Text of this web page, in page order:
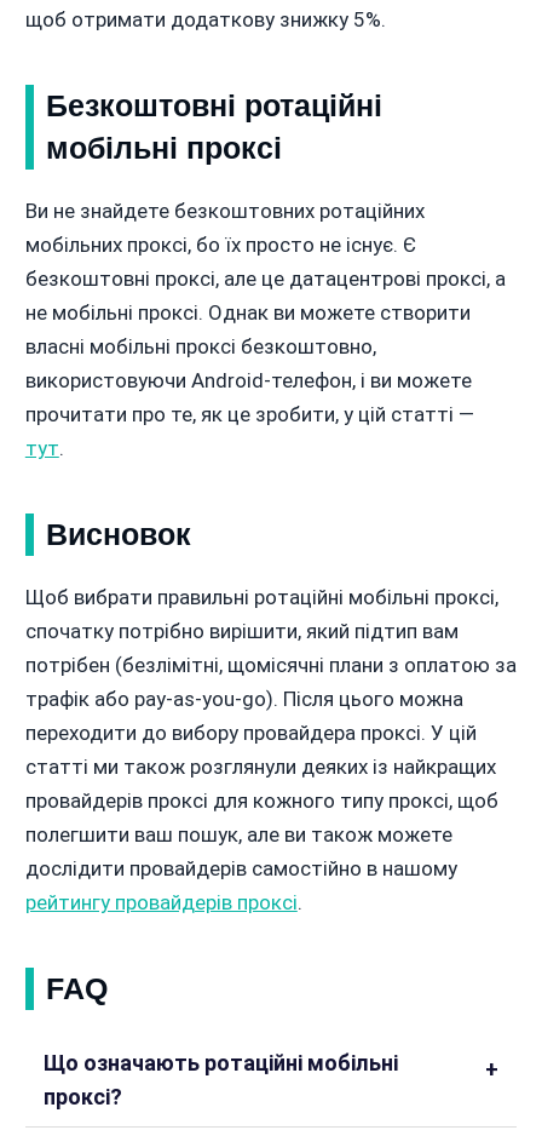
щоб отримати додаткову знижку 5%.
Безкоштовні ротаційні
мобільні проксі
Ви не знайдете безкоштовних ротаційних
мобільних проксі, бо їх просто не існує. Є
безкоштовні проксі, але це датацентрові проксі, а
не мобільні проксі. Однак ви можете створити
власні мобільні проксі безкоштовно,
використовуючи Android-телефон, і ви можете
прочитати про те, як це зробити, у цій статті —
тут.
Висновок
Щоб вибрати правильні ротаційні мобільні проксі,
спочатку потрібно вирішити, який підтип вам
потрібен (безлімітні, щомісячні плани з оплатою за
трафік або pay-as-you-go). Після цього можна
переходити до вибору провайдера проксі. У цій
статті ми також розглянули деяких із найкращих
провайдерів проксі для кожного типу проксі, щоб
полегшити ваш пошук, але ви також можете
дослідити провайдерів самостійно в нашому
рейтингу провайдерів проксі.
FAQ
Що означають ротаційні мобільні
проксі?